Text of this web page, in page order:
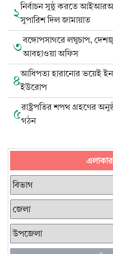
২নির্বাচন সুষ্ঠু করতে
সুপারিশ দিল জামায়াত
৩বঙ্গোপসাগরে লঘুচাপ,
আবহাওয়া অফিস
৪আধিপত্য হারানোর ভয়েই
ইউরোপ
৫রাষ্ট্রপতির শপথ গ্রহণের
গঠন